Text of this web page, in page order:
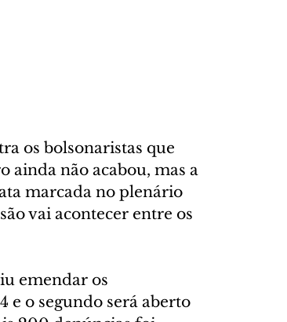
os bolsonaristas que
ainda não acabou, mas a
marcada no plenário
vai acontecer entre os
emendar os
o segundo será aberto